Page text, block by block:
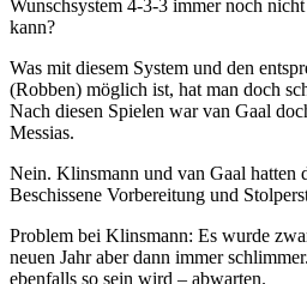
Wunschsystem 4-3-3 immer noch
kann?
Was mit diesem System und den
(Robben) möglich ist, hat man doch
Nach diesen Spielen war van Gaal
Messias.
Nein. Klinsmann und van Gaal hatten
Beschissene Vorbereitung und
Problem bei Klinsmann: Es wurde
neuen Jahr aber dann immer
ebenfalls so sein wird – abwarten.